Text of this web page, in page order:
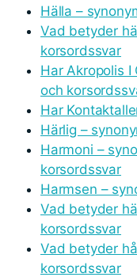
Hälla –
Vad betyder
korsordssvar
Har Akropolis I
och
Har
Härlig –
Harmoni –
korsordssvar
Harmsen –
Vad betyder
korsordssvar
Vad betyder
korsordssvar